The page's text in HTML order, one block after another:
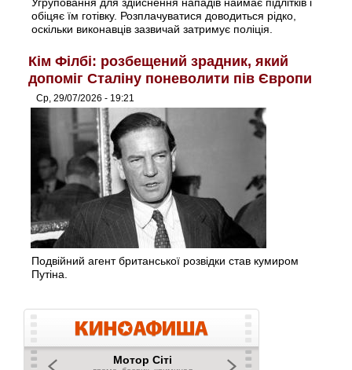
обіцяє їм готівку. Розплачуватися доводиться рідко,
оскільки виконавців зазвичай затримує поліція.
Кім Філбі: розбещений зрадник, який
допоміг Сталіну поневолити пів Європи
Ср, 29/07/2026 - 19:21
Подвійний агент британської розвідки став кумиром
Путіна.